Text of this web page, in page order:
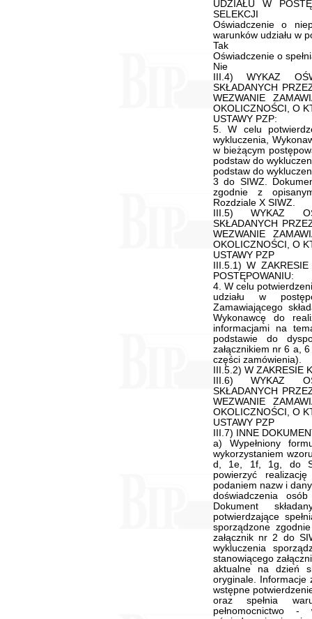
UDZIAŁU W
SELEKCJI
Oświadczenie o
warunków udziału w
Tak
Oświadczenie o
Nie
III.4) WYKAZ
SKŁADANYCH
WEZWANIE
OKOLICZNOŚCI, O
USTAWY PZP:
5. W celu
wykluczenia,
w bieżącym
podstaw do
podstaw do
3 do SIWZ.
zgodnie z
Rozdziale X SIWZ.
III.5) WYKAZ
SKŁADANYCH
WEZWANIE
OKOLICZNOŚCI, O
USTAWY PZP
III.5.1) W
POSTĘPOWANIU:
4. W celu
udziału w
Zamawiającego
Wykonawcę do
informacjami na
podstawie do
załącznikiem nr 6 a,
części zamówienia).
III.5.2) W ZAKRESIE
III.6) WYKAZ
SKŁADANYCH
WEZWANIE
OKOLICZNOŚCI, O
USTAWY PZP
III.7) INNE
a) Wypełniony
wykorzystaniem
d, 1e, 1f, 1g, do
powierzyć
podaniem nazw i
doświadczenia
Dokument
potwierdzające
sporządzone
załącznik nr 2 do
wykluczenia
stanowiącego
aktualne na dzień
oryginale. Informacje
wstępne
oraz spełnia